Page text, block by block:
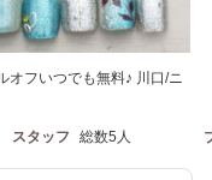
フいつでも無料♪ 川口/ニ
スタッフ 総数5人